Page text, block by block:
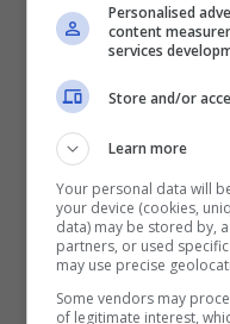
Personalised
content
services
Store and/or
Learn more
Your personal data will
your device (cookies,
data) may be stored by,
partners, or used
may use precise
Some vendors may
of legitimate interest,